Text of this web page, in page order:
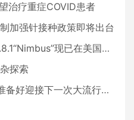
治疗重症COVID患者
加强针接种政策即将出台
现已在美国占据主导地位
探索
迎接下一次大流行了吗？